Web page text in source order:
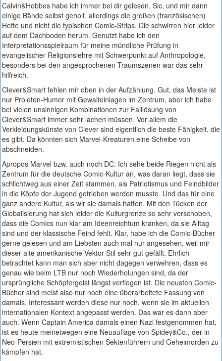
Calvin&Hobbes habe ich immer bei dir gelesen, Sic, und mir dann
einige Bände selbst geholt, allerdings die großen (französischen)
Hefte und nicht die typischen Comic-Strips. Die schwirren hier leider
auf dem Dachboden herum. Genutzt habe ich den
Interpretationsspielraum für meine mündliche Prüfung in
evangelischer Religionslehre mit Schwerpunkt auf Anthropologie,
besonders bei den angesprochenen Traumszenen war das sehr
hilfreich.
Clever&Smart fehlen mir oben in der Aufzählung. Gut, das Meiste ist
nur Proleten-Humor mit Gewalteinlagen im Zentrum, aber ich habe
bei vielen unsinnigen Kombinationen zur Falllösung von
Clever&Smart immer sehr lachen müssen. Vor allem die
Verkleidungskünste von Clever sind eigentlich die beste Fähigkeit, die
es gibt. Da könnten sich Marvel-Kreaturen eine Scheibe von
abschneiden.
Apropos Marvel bzw. auch noch DC: Ich sehe beide Riegen nicht als
Zentrum für die deutsche Comic-Kultur an, was daran liegt, dass sie
schlichtweg aus einer Zeit stammen, als Patriotismus und Feindbilder
in die Köpfe der Jugend getrieben werden musste. Und das für eine
ganz andere Kultur, als wir sie damals hatten. Mit den Tücken der
Globalisierung hat sich leider die Kulturgrenze so sehr verschoben,
dass die Comics nun klar am Ideenreichtum kranken, da sie Alltag
sind und der klassische Feind fehlt. Klar, habe ich die Comic-Bücher
gerne gelesen und am Liebsten auch mal nur angesehen, weil mir
dieser alte amerikanische Vektor-Stil sehr gut gefällt. Ehrlich
betrachtet kann man sich aber nicht dagegen verwehren, dass es
genau wie beim LTB nur noch Wiederholungen sind, da der
ursprüngliche Schöpfergeist längst verflogen ist. Die neusten Comic-
Bücher sind meist also nur noch eine überarbeitete Fassung von
damals. Interessant werden diese nur noch, wenn sie im aktuellen
internationalen Kontext angepasst werden. Das war es dann aber
auch. Wenn Captain America damals einen Nazi festgenommen hat,
ist es heute meinetwegen eine Neuauflage von Spidey&Co., der in
Neo-Persien mit extremistischen Sektenführern und Geheimorden zu
kämpfen hat.